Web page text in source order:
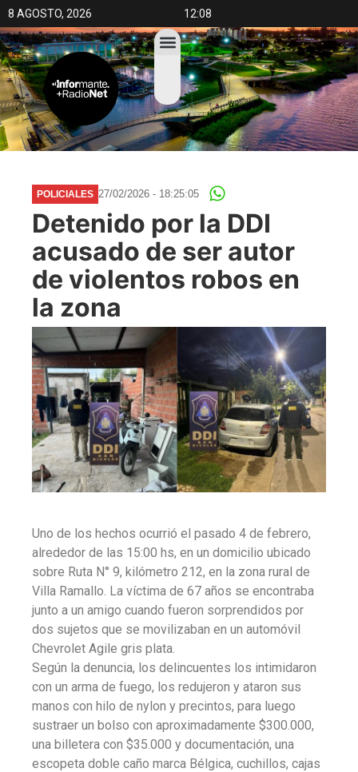
8 AGOSTO, 2026 12:08
POLICIALES 27/02/2026 - 18:25:05
Detenido por la DDI
acusado de ser autor
de violentos robos en
la zona
Uno de los hechos ocurrió el pasado 4 de febrero,
alrededor de las 15:00 hs, en un domicilio ubicado
sobre Ruta N° 9, kilómetro 212, en la zona rural de
Villa Ramallo. La víctima de 67 años se encontraba
junto a un amigo cuando fueron sorprendidos por
dos sujetos que se movilizaban en un automóvil
Chevrolet Agile gris plata.
Según la denuncia, los delincuentes los intimidaron
con un arma de fuego, los redujeron y ataron sus
manos con hilo de nylon y precintos, para luego
sustraer un bolso con aproximadamente $300.000,
una billetera con $35.000 y documentación, una
escopeta doble caño marca Bélgica, cuchillos, cajas